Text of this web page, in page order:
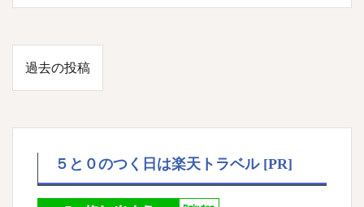
同
と
投
稿
ビ
過去の投稿
５と０のつく日は楽天トラベル [PR]